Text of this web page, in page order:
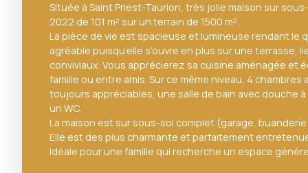
Située à Saint Priest-Taurion, très jolie maison sur
2022 de 101 m² sur un terrain de 1500 m².
La pièce de vie est spacieuse et lumineuse rendant le
agréable puisqu’elle s’ouvre en plus sur une terrasse,
conviviaux. Vous apprécierez sa cuisine aménagée et
famille ou entre amis. Sur ce même niveau, 4
toujours appréciables, une salle de bain avec douche
un WC.
La maison est sur sous-sol complet (garage,
Elle est des plus charmante et parfaitement
Idéale pour une famille qui recherche un espace